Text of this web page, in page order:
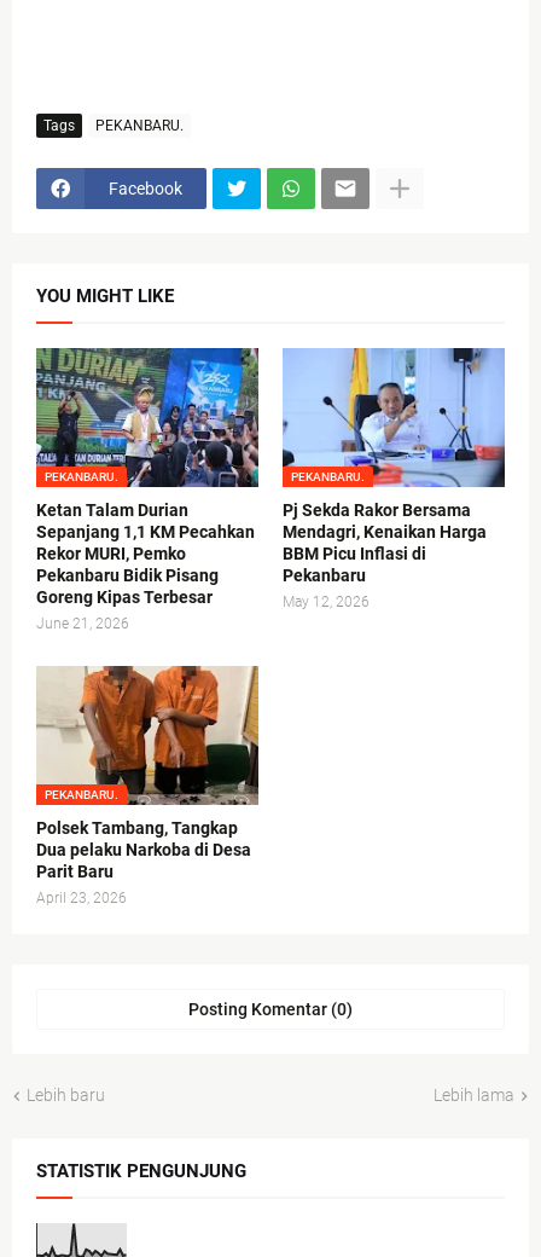
Tags PEKANBARU.
Facebook
YOU MIGHT LIKE
PEKANBARU.
Ketan Talam Durian
Sepanjang 1,1 KM Pecahkan
Rekor MURI, Pemko
Pekanbaru Bidik Pisang
Goreng Kipas Terbesar
June 21, 2026
PEKANBARU.
Pj Sekda Rakor Bersama
Mendagri, Kenaikan Harga
BBM Picu Inflasi di
Pekanbaru
May 12, 2026
PEKANBARU.
Polsek Tambang, Tangkap
Dua pelaku Narkoba di Desa
Parit Baru
April 23, 2026
Posting Komentar (0)
Lebih baru Lebih lama
STATISTIK PENGUNJUNG